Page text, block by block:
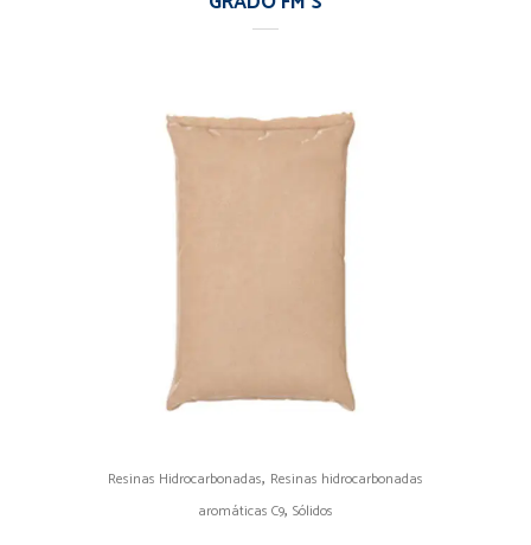
Resinas Hidrocarbonadas, Resinas hidrocarbonadas
aromáticas C9, Sólidos